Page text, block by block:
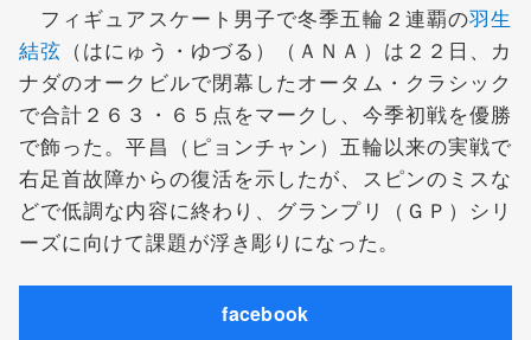
フィギュアスケート男子で冬季五輪２連覇の羽生
結弦 （はにゅう・ゆづる）（ＡＮＡ）は２２日、カ
ナダのオークビルで閉幕したオータム・クラシック
で合計２６３・６５点をマークし、今季初戦を優勝
で飾った。平昌（ピョンチャン）五輪以来の実戦で
右足首故障からの復活を示したが、スピンのミスな
どで低調な内容に終わり、グランプリ（ＧＰ）シリ
ーズに向けて課題が浮き彫りになった。
facebook